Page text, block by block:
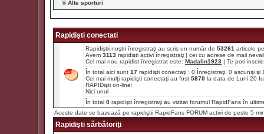
® Alte sporturi
Rapidişti conectati
Rapidiştii noştri înregistraţi au scris un număr de 53261 articole
Avem 3113 rapidişti activi înregistraţi | cei cu adrese de mail
Cel mai nou rapidist înregistrat este: Madalin1923 | Te poti
În total aici sunt 17 rapidişti conectaţi : 0 Înregistraţi, 0 ascunşi
Cei mai mulţi rapidişti conectaţi au fost 5870 la data de Luni 20
RAPIDişti on-line:
Nici unul
În total 0 rapidişti înregistraţi au vizitat forumul RapidFans în
Aceste date se bazează pe rapidiştii RapidFans FORUM activi de peste 5
Rapidişti sărbătoriţi